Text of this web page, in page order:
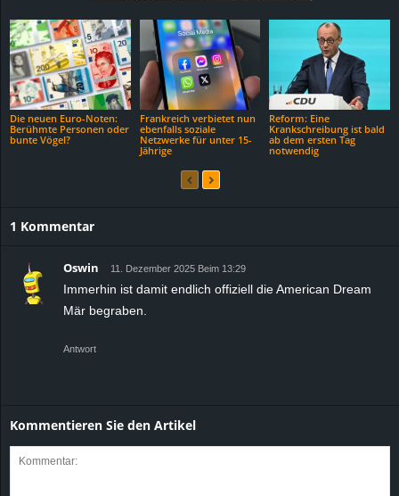
Die neuen Euro-Noten:
Berühmte Personen oder
bunte Vögel?
Frankreich verbietet nun
ebenfalls soziale
Netzwerke für unter 15-
Jährige
Reform: Eine
Krankschreibung ist bald
ab dem ersten Tag
notwendig
1 Kommentar
Oswin 11. Dezember 2025 Beim 13:29
Immerhin ist damit endlich offiziell die American Dream
Mär begraben.
Antwort
Kommentieren Sie den Artikel